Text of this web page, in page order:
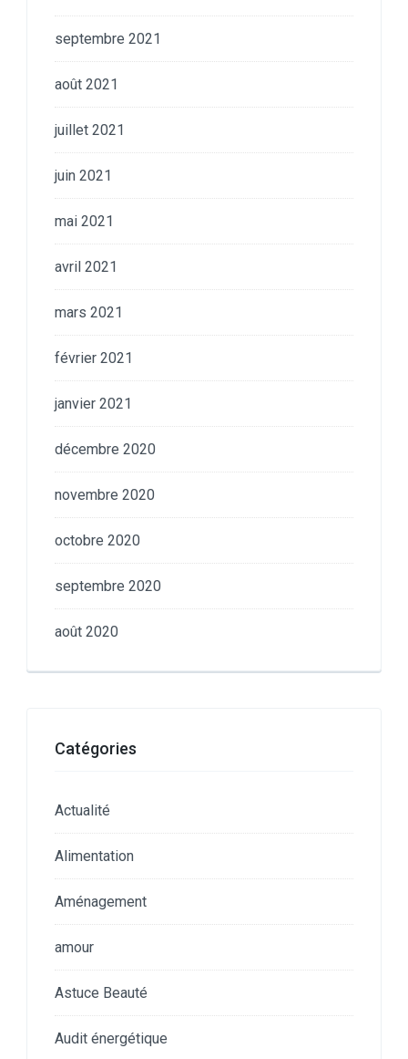
septembre 2021
août 2021
juillet 2021
juin 2021
mai 2021
avril 2021
mars 2021
février 2021
janvier 2021
décembre 2020
novembre 2020
octobre 2020
septembre 2020
août 2020
Catégories
Actualité
Alimentation
Aménagement
amour
Astuce Beauté
Audit énergétique